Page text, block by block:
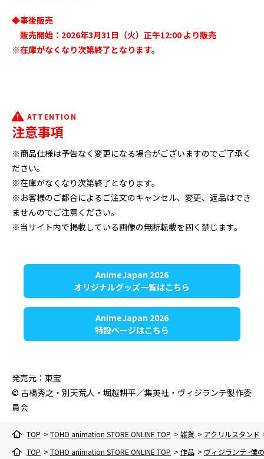
◆事後販売
販売開始：2026年3月31日（火）正午12:00 より販売
※在庫がなくなり次第終了となります。
ATTENTION
注意事項
※商品仕様は予告なく変更になる場合がございますのでご了承く
ださい。
※在庫がなくなり次第終了となります。
※お客様のご都合によるご注文のキャンセル、変更、返品はでき
ませんのでご注意ください。
※当サイト内で掲載している画像の無断転載を固く禁じます。
AnimeJapan 2026
オリジナルグッズ一覧はこちら
AnimeJapan 2026
特設ページはこちら
発売元：東宝
© 古橋秀之・別天荒人・堀越耕平／集英社・ヴィジランテ製作委
員会
TOP > TOHO animation STORE ONLINE TOP > 雑貨 > アクリルスタンド
TOP > TOHO animation STORE ONLINE TOP > 作品 > ヴィジランテ -僕